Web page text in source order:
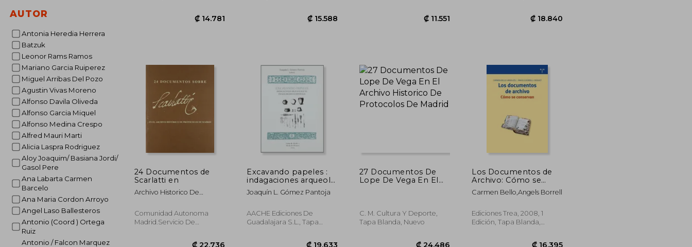
AUTOR
Antonia Heredia Herrera
Batzuk
Leonor Rams Ramos
Mariano Garcia Ruiperez
Miguel Arribas Del Pozo
Agustin Vivas Moreno
Alfonso Davila Oliveda
Alfonso Garcia Miquel
Alfonso Medina Crespo
Alfred Mauri Marti
Alicia Laspra Rodriguez
Aloy Joaquim/ Basiana Jordi/
Gasol Pere
Ana Labarta Carmen
Barcelo
Ana Maria Cordon Arroyo
Angel Laso Ballesteros
Antonio (Coord ) Ortega
Ruiz
Antonio / Falcon Marquez
₡ 15.588 ₡ 11.551
24 Documentos de
Scarlatti en
Archivo Historico De
Comunidad Autonoma
Madrid.Servicio De
Excavando papeles :
indagaciones arqueolÃ
gicas en los archivos
espaÃ±oles
Joaquín L. Gómez Pantoja
AACHE Ediciones De
Guadalajara S.L., Tapa
27 Documentos De
Lope De Vega En El
C. M. Cultura Y Deporte,
Tapa Blanda, Nuevo
Los Documentos de
Archivo: Cómo se
Conservan
(Biblioteconomía y
Cultural)
Carmen Bello,Angels Borrell
Ediciones Trea, 2008, 1
Edición, Tapa Blanda,